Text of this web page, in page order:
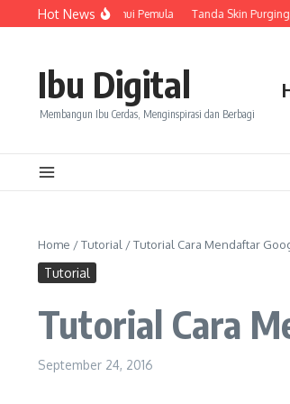
Skip to content
Hot News
Wajib Diketahui Pemula Tanda Skin Purging dan
Ibu Digital
Membangun Ibu Cerdas, Menginspirasi dan Berbagi
Home /Tutorial /Tutorial Cara Mendaftar
Tutorial
Tutorial Cara
September 24, 2016